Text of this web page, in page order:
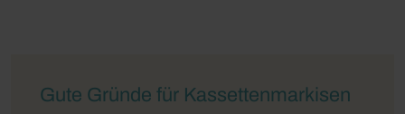
Gute Gründe für Kassettenmarkisen